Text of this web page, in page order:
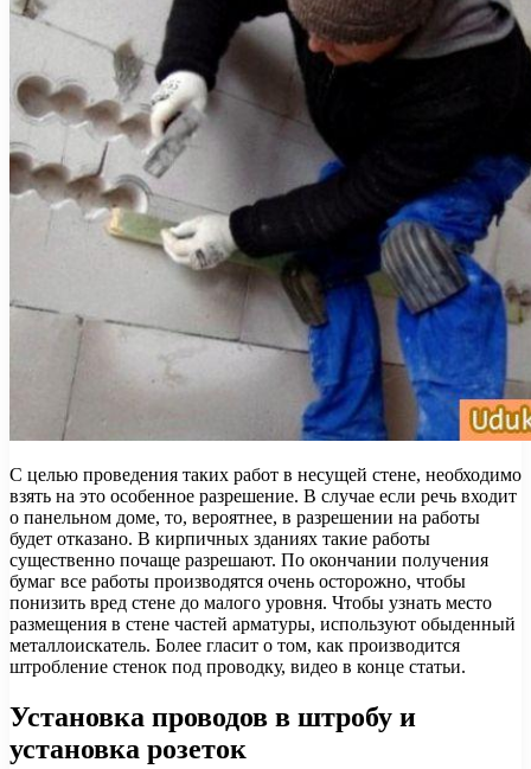
С целью проведения таких работ в несущей стене, необходимо
взять на это особенное разрешение. В случае если речь входит
о панельном доме, то, вероятнее, в разрешении на работы
будет отказано. В кирпичных зданиях такие работы
существенно почаще разрешают. По окончании получения
бумаг все работы производятся очень осторожно, чтобы
понизить вред стене до малого уровня. Чтобы узнать место
размещения в стене частей арматуры, используют обыденный
металлоискатель. Более гласит о том, как производится
штробление стенок под проводку, видео в конце статьи.
Установка проводов в штробу и
установка розеток